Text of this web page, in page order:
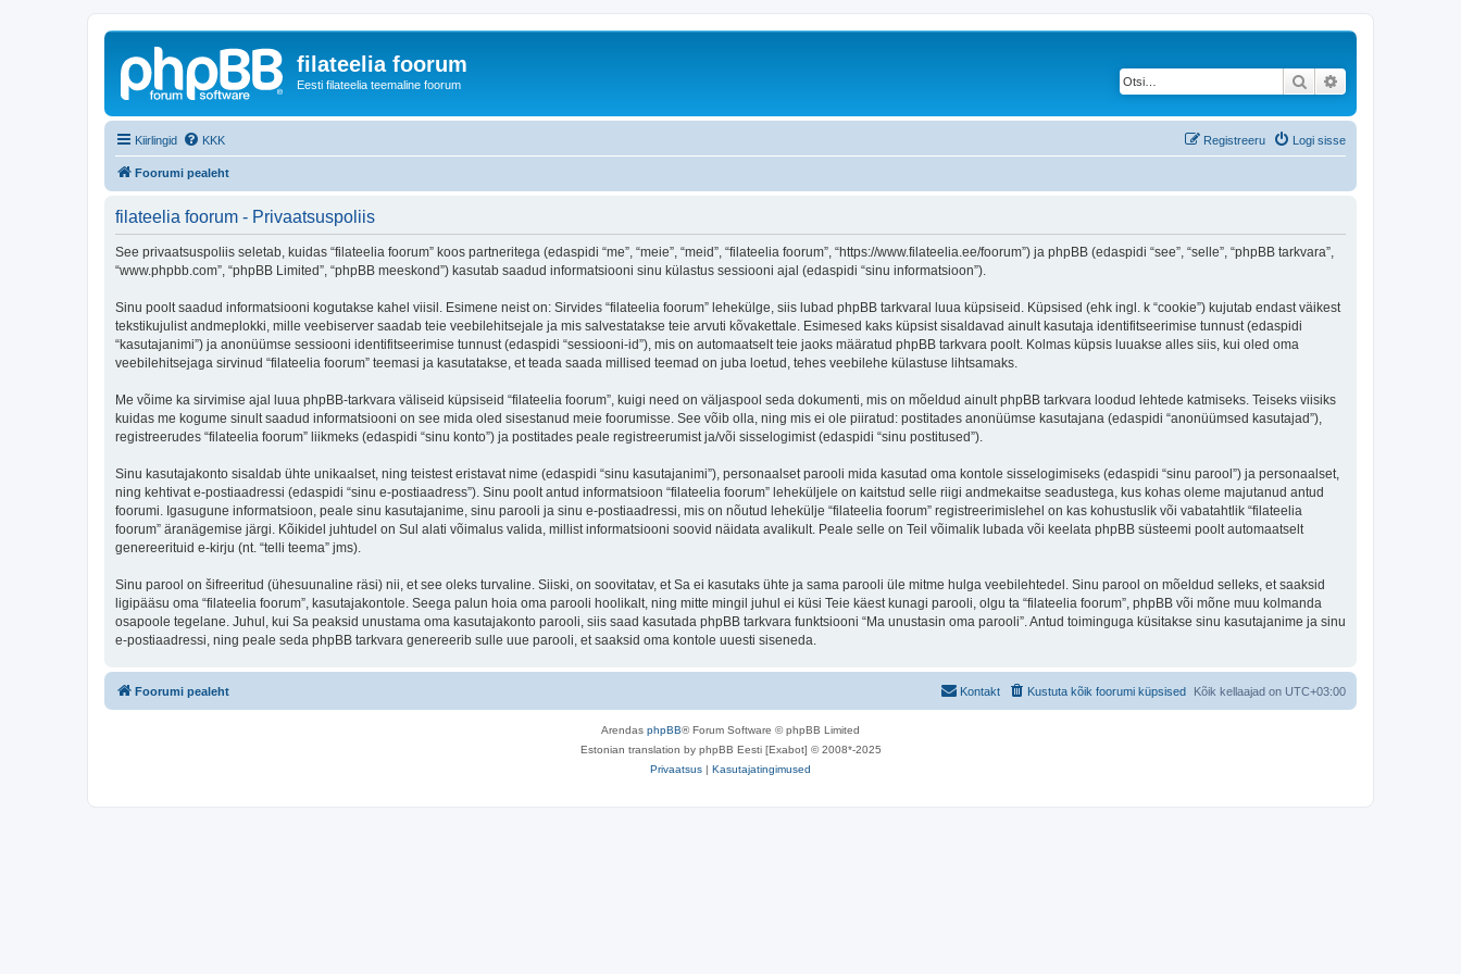
filateelia foorum
Eesti filateelia teemaline foorum Otsi
Kiirlingid KKK Logi sisse
Registreeru
Foorumi pealeht
filateelia foorum - Privaatsuspoliis
See privaatsuspoliis seletab, kuidas “filateelia foorum” koos partneritega (edaspidi “me”, “meie”, “meid”, “filateelia foorum”, “https://www.filateelia.ee/foorum”) ja phpBB (edaspidi “see”, “selle”, “phpBB tarkvara”,
“www.phpbb.com”, “phpBB Limited”, “phpBB meeskond”) kasutab saadud informatsiooni sinu külastus sessiooni ajal (edaspidi “sinu informatsioon”).
Sinu poolt saadud informatsiooni kogutakse kahel viisil. Esimene neist on: Sirvides “filateelia foorum” lehekülge, siis lubad phpBB tarkvaral luua küpsiseid. Küpsised (ehk ingl. k “cookie”) kujutab endast väikest
tekstikujulist andmeplokki, mille veebiserver saadab teie veebilehitsejale ja mis salvestatakse teie arvuti kõvakettale. Esimesed kaks küpsist sisaldavad ainult kasutaja identifitseerimise tunnust (edaspidi
“kasutajanimi”) ja anonüümse sessiooni identifitseerimise tunnust (edaspidi “sessiooni-id”), mis on automaatselt teie jaoks määratud phpBB tarkvara poolt. Kolmas küpsis luuakse alles siis, kui oled oma
veebilehitsejaga sirvinud “filateelia foorum” teemasi ja kasutatakse, et teada saada millised teemad on juba loetud, tehes veebilehe külastuse lihtsamaks.
Me võime ka sirvimise ajal luua phpBB-tarkvara väliseid küpsiseid “filateelia foorum”, kuigi need on väljaspool seda dokumenti, mis on mõeldud ainult phpBB tarkvara loodud lehtede katmiseks. Teiseks viisiks
kuidas me kogume sinult saadud informatsiooni on see mida oled sisestanud meie foorumisse. See võib olla, ning mis ei ole piiratud: postitades anonüümse kasutajana (edaspidi “anonüümsed kasutajad”),
registreerudes “filateelia foorum” liikmeks (edaspidi “sinu konto”) ja postitades peale registreerumist ja/või sisselogimist (edaspidi “sinu postitused”).
Sinu kasutajakonto sisaldab ühte unikaalset, ning teistest eristavat nime (edaspidi “sinu kasutajanimi”), personaalset parooli mida kasutad oma kontole sisselogimiseks (edaspidi “sinu parool”) ja personaalset,
ning kehtivat e-postiaadressi (edaspidi “sinu e-postiaadress”). Sinu poolt antud informatsioon “filateelia foorum” leheküljele on kaitstud selle riigi andmekaitse seadustega, kus kohas oleme majutanud antud
foorumi. Igasugune informatsioon, peale sinu kasutajanime, sinu parooli ja sinu e-postiaadressi, mis on nõutud lehekülje “filateelia foorum” registreerimislehel on kas kohustuslik või vabatahtlik “filateelia
foorum” äranägemise järgi. Kõikidel juhtudel on Sul alati võimalus valida, millist informatsiooni soovid näidata avalikult. Peale selle on Teil võimalik lubada või keelata phpBB süsteemi poolt automaatselt
genereerituid e-kirju (nt. “telli teema” jms).
Sinu parool on šifreeritud (ühesuunaline räsi) nii, et see oleks turvaline. Siiski, on soovitatav, et Sa ei kasutaks ühte ja sama parooli üle mitme hulga veebilehtedel. Sinu parool on mõeldud selleks, et saaksid
ligipääsu oma “filateelia foorum”, kasutajakontole. Seega palun hoia oma parooli hoolikalt, ning mitte mingil juhul ei küsi Teie käest kunagi parooli, olgu ta “filateelia foorum”, phpBB või mõne muu kolmanda
osapoole tegelane. Juhul, kui Sa peaksid unustama oma kasutajakonto parooli, siis saad kasutada phpBB tarkvara funktsiooni “Ma unustasin oma parooli”. Antud toiminguga küsitakse sinu kasutajanime ja sinu
e-postiaadressi, ning peale seda phpBB tarkvara genereerib sulle uue parooli, et saaksid oma kontole uuesti siseneda.
Foorumi pealeht Kõik kellaajad on UTC+03:00
Kustuta kõik foorumi küpsised
Kontakt
Arendas phpBB® Forum Software © phpBB Limited
Estonian translation by phpBB Eesti [Exabot] © 2008*-2025
Privaatsus | Kasutajatingimused